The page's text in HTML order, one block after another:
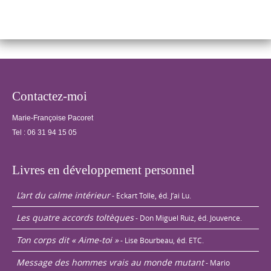
Contactez-moi
Marie-Françoise Pacoret
Tel : 06 31 94 15 05
Livres en développement personnel
L’art du calme intérieur- Eckart Tolle, éd. J’ai Lu.
Les quatre accords toltèques- Don Miguel Ruiz, éd. Jouvence.
Ton corps dit « Aime-toi »- Lise Bourbeau, éd. ETC.
Message des hommes vrais au monde mutant- Mario